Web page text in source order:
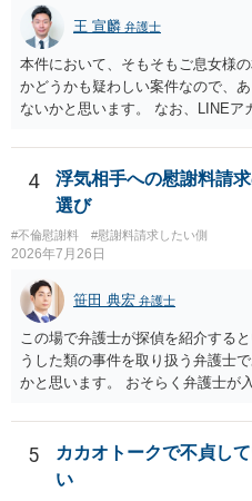
通しを過度に楽観的に言い過ぎな
か、連絡方法（メール、電話、弁
ど）や対応スピードが合うかを確
しましても、弁護士への相談・依
手方の関係、相手方の氏名・住所
有無など事実関係をよく整理して
す。
王 宣麟 弁護士
本件において、そもそもご息女様
かどうかも疑わしい案件なので、
ないかと思います。 なお、LINE
るパターンはありえるものの、本
明確にいえないような案件におい
はないかと推察します。
4
浮気相手への慰謝料請
選び
#不倫慰謝料 #慰謝料請求したい側
2026年7月26日
笹田 典宏 弁護士
この場で弁護士が探偵を紹介する
うした類の事件を取り扱う弁護士
かと思います。 おそらく弁護士が
めします。
5
カカオトークで不貞し
い